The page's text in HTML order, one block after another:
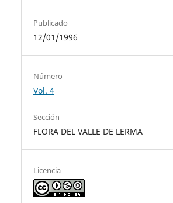
Publicado
12/01/1996
Número
Vol. 4
Sección
FLORA DEL VALLE DE LERMA
Licencia